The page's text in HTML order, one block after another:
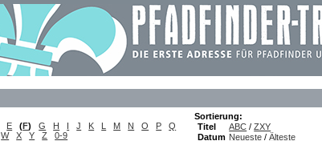
E (F) G H I J K L M N O P
Q
W X Y Z 0-9
Sortierung:
Titel
ABC /ZXY
Datum Neueste /Älteste